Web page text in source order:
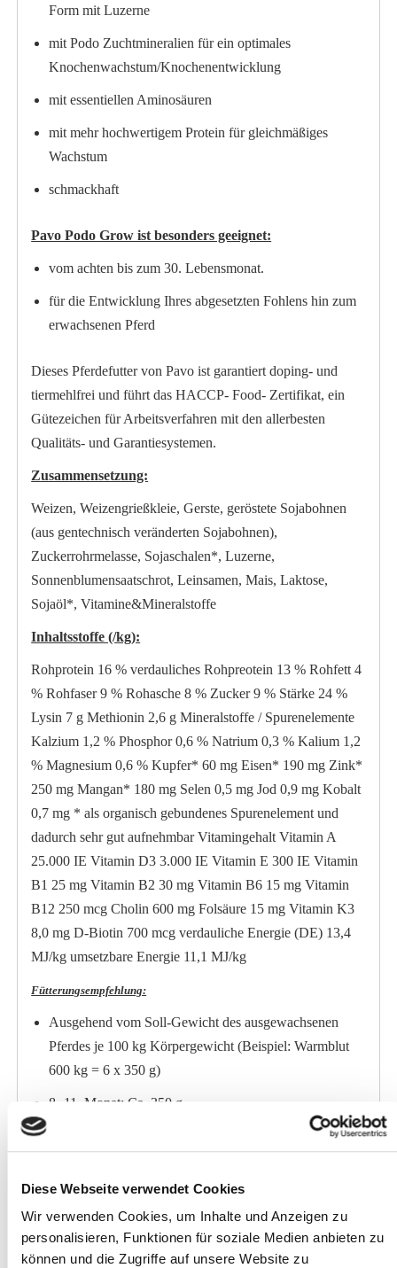
Diese Webseite verwendet Cookies
Wir verwenden Cookies, um Inhalte und Anzeigen zu
personalisieren, Funktionen für soziale Medien anbieten zu
können und die Zugriffe auf unsere Website zu
Form mit Luzerne
mit Podo Zuchtmineralien für ein optimales
Knochenwachstum/Knochenentwicklung
mit essentiellen Aminosäuren
mit mehr hochwertigem Protein für gleichmäßiges
Wachstum
schmackhaft
Pavo Podo Grow ist besonders geeignet:
vom achten bis zum 30. Lebensmonat.
für die Entwicklung Ihres abgesetzten Fohlens hin zum
erwachsenen Pferd
Dieses Pferdefutter von Pavo ist garantiert doping- und
tiermehlfrei und führt das HACCP- Food- Zertifikat, ein
Gütezeichen für Arbeitsverfahren mit den allerbesten
Qualitäts- und Garantiesystemen.
Zusammensetzung:
Weizen, Weizengrießkleie, Gerste, geröstete Sojabohnen
(aus gentechnisch veränderten Sojabohnen),
Zuckerrohrmelasse, Sojaschalen*, Luzerne,
Sonnenblumensaatschrot, Leinsamen, Mais, Laktose,
Sojaöl*, Vitamine&Mineralstoffe
Inhaltsstoffe (/kg):
Rohprotein 16 % verdauliches Rohpreotein 13 % Rohfett 4
% Rohfaser 9 % Rohasche 8 % Zucker 9 % Stärke 24 %
Lysin 7 g Methionin 2,6 g Mineralstoffe / Spurenelemente
Kalzium 1,2 % Phosphor 0,6 % Natrium 0,3 % Kalium 1,2
% Magnesium 0,6 % Kupfer* 60 mg Eisen* 190 mg Zink*
250 mg Mangan* 180 mg Selen 0,5 mg Jod 0,9 mg Kobalt
0,7 mg * als organisch gebundenes Spurenelement und
dadurch sehr gut aufnehmbar Vitamingehalt Vitamin A
25.000 IE Vitamin D3 3.000 IE Vitamin E 300 IE Vitamin
B1 25 mg Vitamin B2 30 mg Vitamin B6 15 mg Vitamin
B12 250 mcg Cholin 600 mg Folsäure 15 mg Vitamin K3
8,0 mg D-Biotin 700 mcg verdauliche Energie (DE) 13,4
MJ/kg umsetzbare Energie 11,1 MJ/kg
Fütterungsempfehlung:
Ausgehend vom Soll-Gewicht des ausgewachsenen
Pferdes je 100 kg Körpergewicht (Beispiel: Warmblut
600 kg = 6 x 350 g)
8.-11. Monat: Ca. 350 g
Raufutters
Nach dem 30.Monat langsam zur Fütterung für